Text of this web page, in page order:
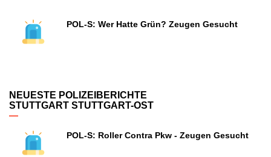
POL-S: Wer Hatte Grün? Zeugen Gesucht
NEUESTE POLIZEIBERICHTE
STUTTGART STUTTGART-OST
POL-S: Roller Contra Pkw - Zeugen Gesucht